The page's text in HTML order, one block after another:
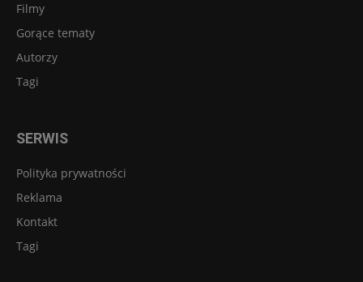
Filmy
Gorące tematy
Autorzy
Tagi
SERWIS
Polityka prywatności
Reklama
Kontakt
Tagi